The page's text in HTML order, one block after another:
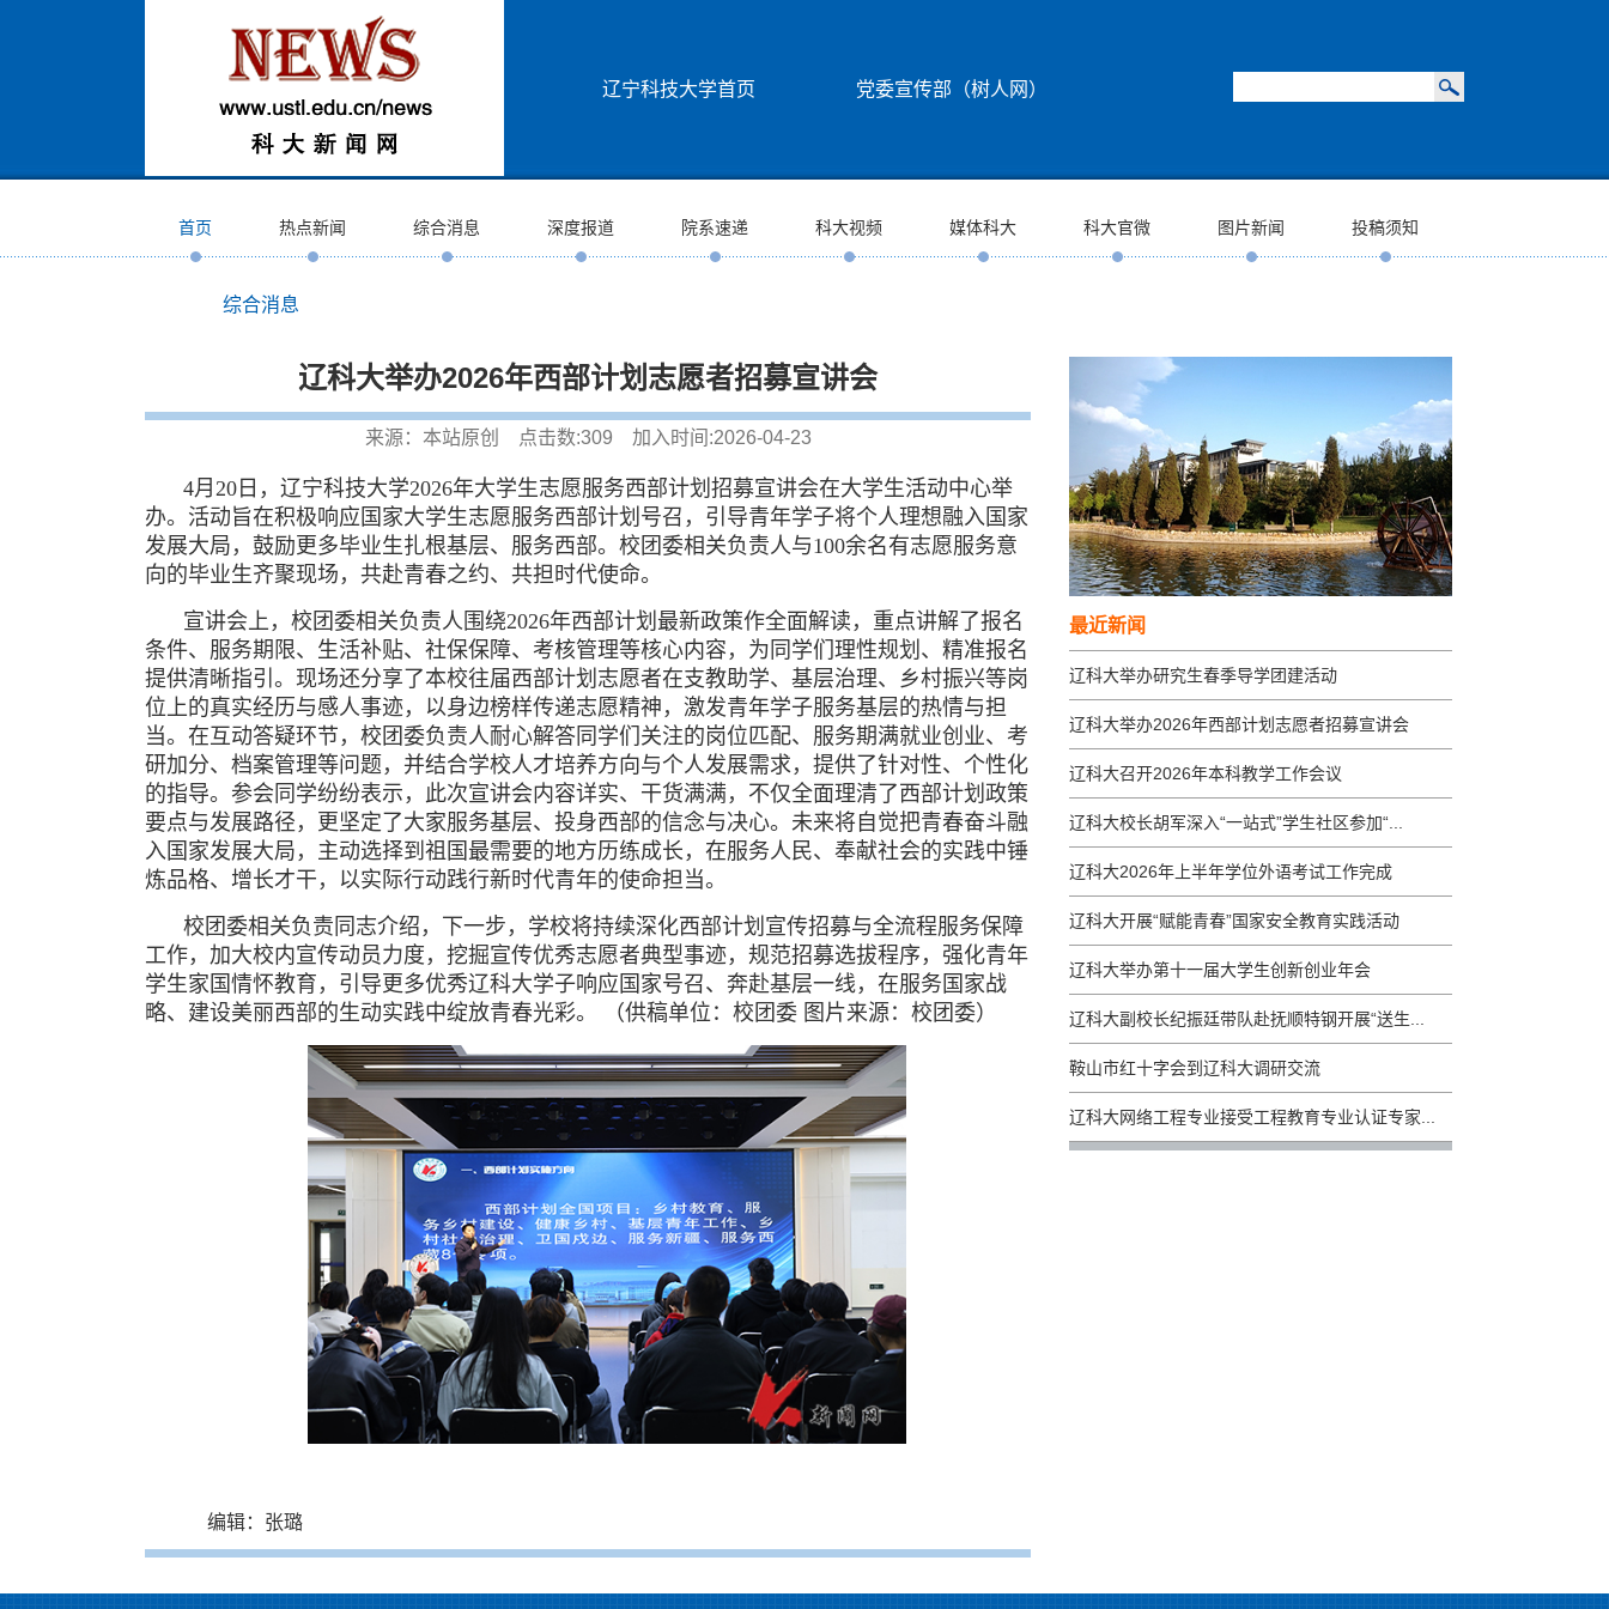
辽宁科技大学首页 党委宣传部（树人网）
首页 热点新闻 综合消息 深度报道 院系速递 科大视频 媒体科大 科大官微 图片新闻 投稿须知
综合消息
辽科大举办2026年西部计划志愿者招募宣讲会
来源：本站原创 点击数:309 加入时间:2026-04-23
4月20日，辽宁科技大学2026年大学生志愿服务西部计划招募宣讲会在大学生活动中心举
办。活动旨在积极响应国家大学生志愿服务西部计划号召，引导青年学子将个人理想融入国家
发展大局，鼓励更多毕业生扎根基层、服务西部。校团委相关负责人与100余名有志愿服务意
向的毕业生齐聚现场，共赴青春之约、共担时代使命。
宣讲会上，校团委相关负责人围绕2026年西部计划最新政策作全面解读，重点讲解了报名
条件、服务期限、生活补贴、社保保障、考核管理等核心内容，为同学们理性规划、精准报名
提供清晰指引。现场还分享了本校往届西部计划志愿者在支教助学、基层治理、乡村振兴等岗
位上的真实经历与感人事迹，以身边榜样传递志愿精神，激发青年学子服务基层的热情与担
当。在互动答疑环节，校团委负责人耐心解答同学们关注的岗位匹配、服务期满就业创业、考
研加分、档案管理等问题，并结合学校人才培养方向与个人发展需求，提供了针对性、个性化
的指导。 参会同学纷纷表示，此次宣讲会内容详实、干货满满，不仅全面理清了西部计划政策
要点与发展路径，更坚定了大家服务基层、投身西部的信念与决心。未来将自觉把青春奋斗融
入国家发展大局，主动选择到祖国最需要的地方历练成长，在服务人民、奉献社会的实践中锤
炼品格、增长才干，以实际行动践行新时代青年的使命担当。
校团委相关负责同志介绍，下一步，学校将持续深化西部计划宣传招募与全流程服务保障
工作，加大校内宣传动员力度，挖掘宣传优秀志愿者典型事迹，规范招募选拔程序，强化青年
学生家国情怀教育，引导更多优秀辽科大学子响应国家号召、奔赴基层一线，在服务国家战
略、建设美丽西部的生动实践中绽放青春光彩。
（供稿单位：校团委 图片来源：校团委）
编辑：张璐
最近新闻
辽科大举办研究生春季导学团建活动
辽科大举办2026年西部计划志愿者招募宣讲会
辽科大召开2026年本科教学工作会议
辽科大校长胡军深入“一站式”学生社区参加“...
辽科大2026年上半年学位外语考试工作完成
辽科大开展“赋能青春”国家安全教育实践活动
辽科大举办第十一届大学生创新创业年会
辽科大副校长纪振廷带队赴抚顺特钢开展“送生...
鞍山市红十字会到辽科大调研交流
辽科大网络工程专业接受工程教育专业认证专家...